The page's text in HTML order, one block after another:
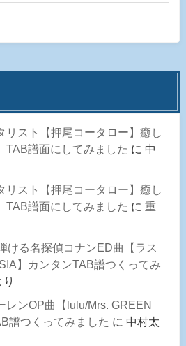
リスト【押尾コータロー】癒し
TAB譜面にしてみました に 中
リスト【押尾コータロー】癒し
TAB譜面にしてみました に 重
ける名探偵コナンED曲【ラス
】カンタンTAB譜つくってみ
り
レンOP曲【lulu/Mrs. GREEN
譜つくってみました に 中村太